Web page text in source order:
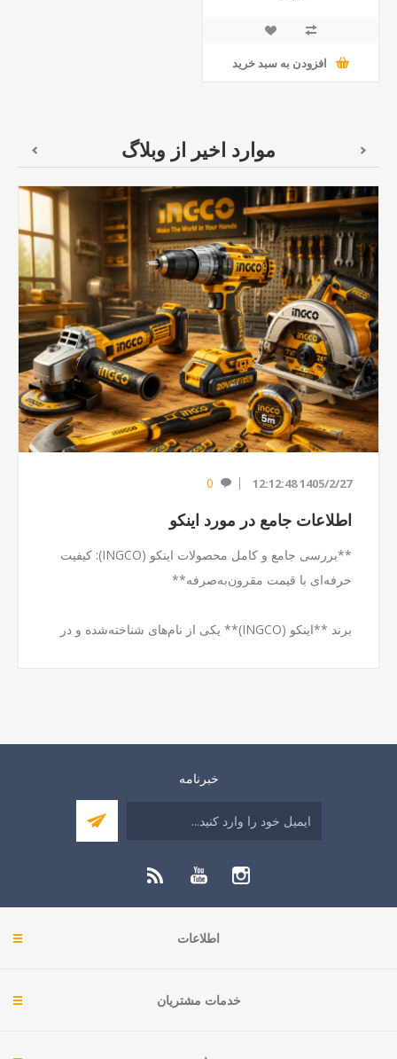
افزودن به سبد خرید
موارد اخیر از وبلاگ
1404/12/7 9:24:37
تاریخچه جذاب دریل
از جراحی مغز با سنگ تا قدرت هسته‌ای: داستان باورنکردنی
دریل!
دیوار، بلکه برای جراحی مغز ساخته شد؟ باستان‌شناسان
خبرنامه
اطلاعات
خدمات مشتریان